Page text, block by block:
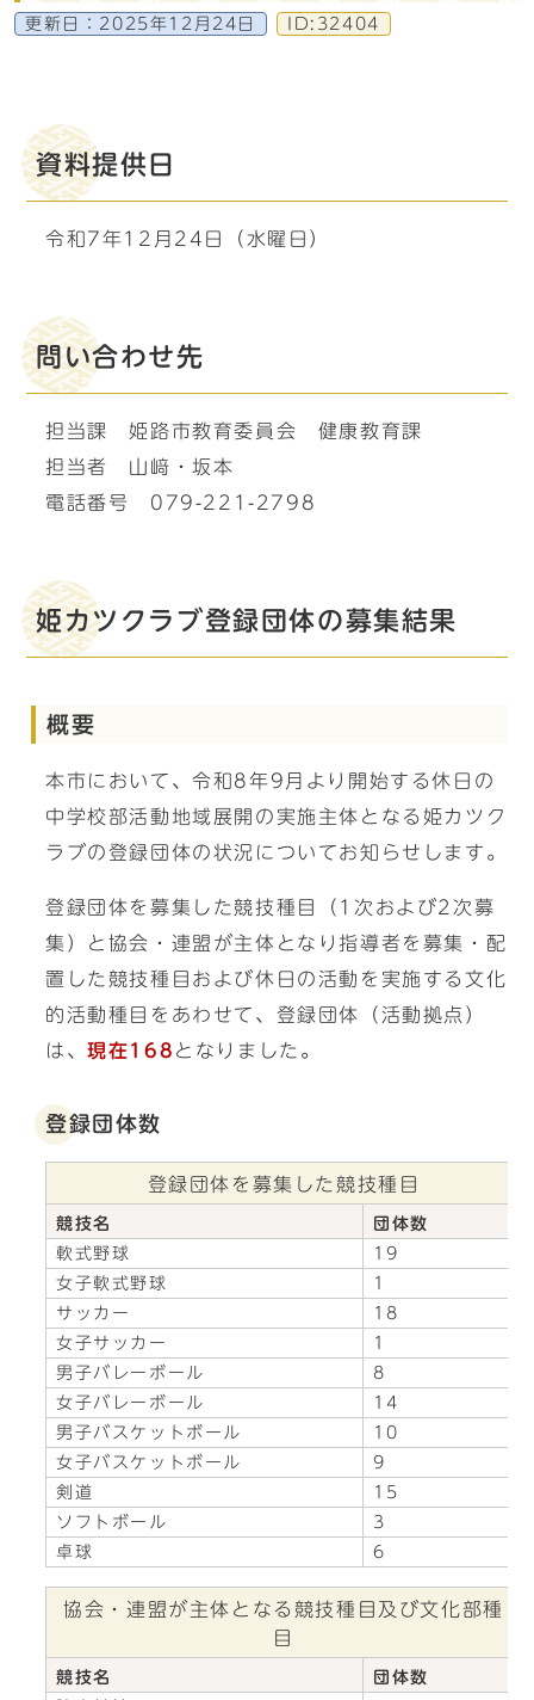
更新日： 2025年12月24日 ID:32404
資料提供日
令和7年12月24日（水曜日）
問い合わせ先
担当課 姫路市教育委員会 健康教育課
担当者 山﨑・坂本
電話番号 079-221-2798
姫カツクラブ登録団体の募集結果
概要
本市において、令和8年9月より開始する休日の
中学校部活動地域展開の実施主体となる姫カツク
ラブの登録団体の状況についてお知らせします。
登録団体を募集した競技種目（1次および2次募
集）と協会・連盟が主体となり指導者を募集・配
置した競技種目および休日の活動を実施する文化
的活動種目をあわせて、登録団体（活動拠点）
は、現在168 となりました。
登録団体数
登録団体を募集した競技種目
競技名
団体数
軟式野球
19
女子軟式野球
1
サッカー
18
女子サッカー
1
男子バレーボール
8
女子バレーボール
14
男子バスケットボール
10
女子バスケットボール
9
剣道
15
ソフトボール
3
卓球
6
協会・連盟が主体となる競技種目及び文化部種
目
競技名
団体数